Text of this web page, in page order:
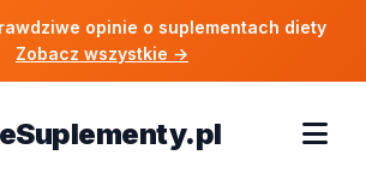
opinie o suplementach diety
Zobacz wszystkie →